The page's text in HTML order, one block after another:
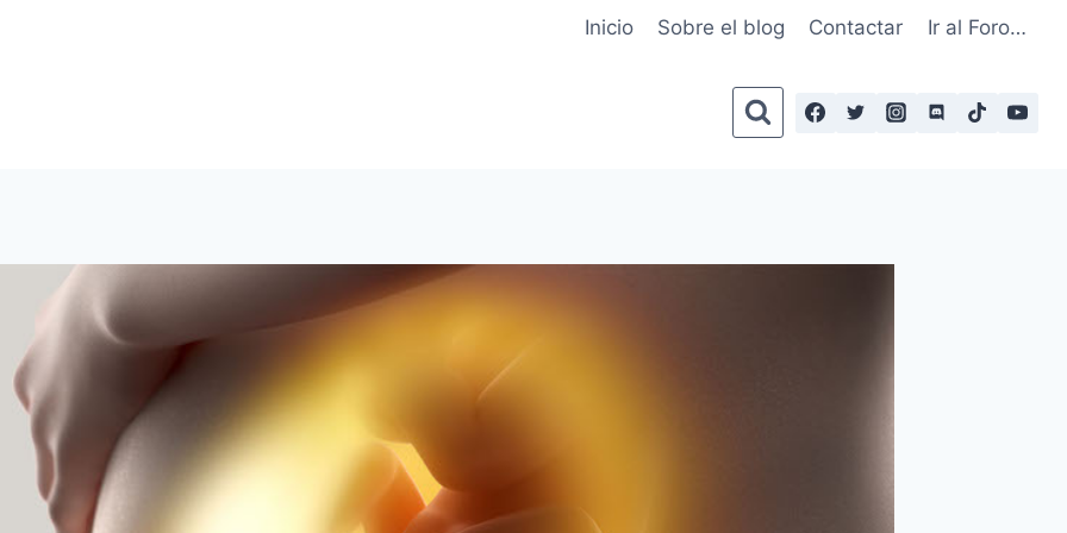
Inicio Sobre el blog Contactar Ir al Foro…